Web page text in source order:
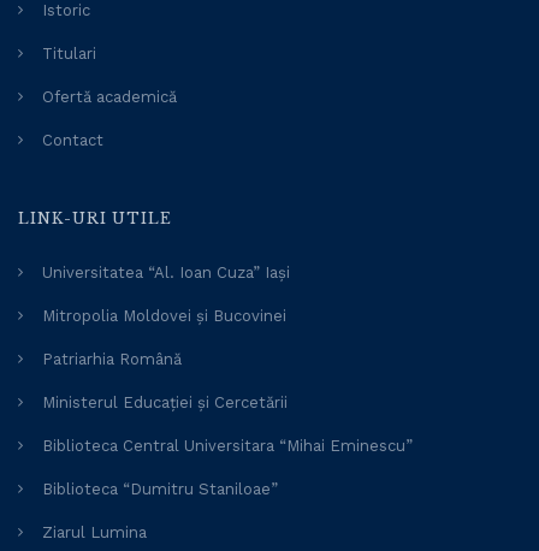
Istoric
Titulari
Ofertă academică
Contact
LINK-URI UTILE
Universitatea “Al. Ioan Cuza” Iași
Mitropolia Moldovei și Bucovinei
Patriarhia Română
Ministerul Educației și Cercetării
Biblioteca Central Universitara “Mihai Eminescu”
Biblioteca “Dumitru Staniloae”
Ziarul Lumina